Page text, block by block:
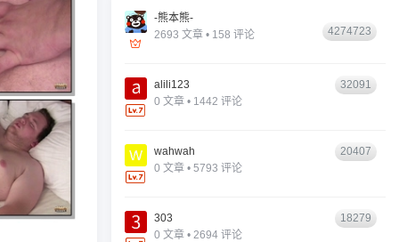
-熊本熊-
2693 文章 • 158 评论
4274723
alili123
0 文章 • 1442 评论
32091
wahwah
0 文章 • 5793 评论
20407
303
0 文章 • 2694 评论
18279